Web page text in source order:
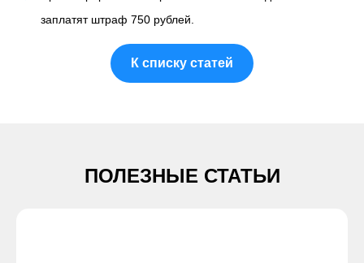
заплатят штраф 750 рублей.
К списку статей
ПОЛЕЗНЫЕ СТАТЬИ